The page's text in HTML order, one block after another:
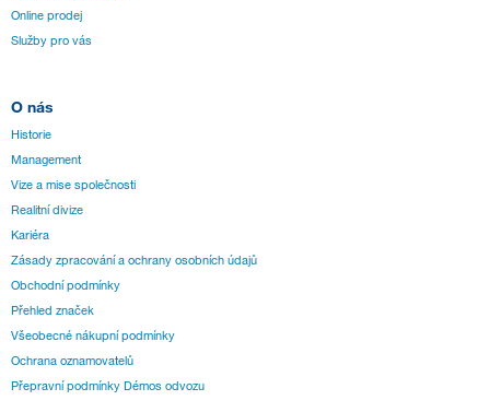
Online prodej
Služby pro vás
O nás
Historie
Management
Vize a mise společnosti
Realitní divize
Kariéra
Zásady zpracování a ochrany osobních údajů
Obchodní podmínky
Přehled značek
Všeobecné nákupní podmínky
Ochrana oznamovatelů
Přepravní podmínky Démos odvozu